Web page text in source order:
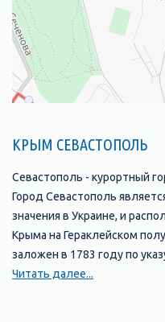
КРЫМ СЕВАСТОПОЛЬ
Севастополь - курортный
Город Севастополь
значения в Украине, и
Крыма на Гераклейском
заложен в 1783 году по
Екатерины II и является
Читать далее...